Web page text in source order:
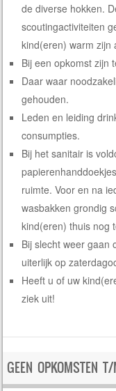
de diverse hokken.
scoutingactiviteiten
kind(eren) warm zijn
Bij een opkomst zijn
Daar waar
gehouden.
Leden en leiding
consumpties.
Bij het sanitair is
ruimte. Voor en na
wasbakken grondig
kind(eren) thuis nog
Bij slecht weer gaan
uiterlijk op
Heeft u of uw
ziek uit!
GEEN OPKOMSTEN